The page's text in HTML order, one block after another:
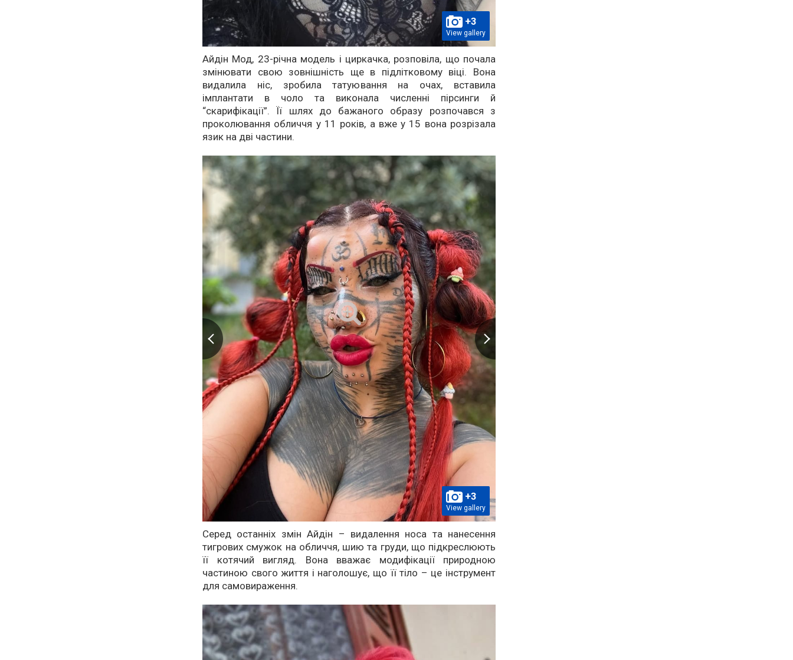
+3
View gallery
Айдін Мод, 23-річна модель і циркачка, розповіла, що почала
змінювати свою зовнішність ще в підлітковому віці. Вона
видалила ніс, зробила татуювання на очах, вставила
імплантати в чоло та виконала численні пірсинги й
“скарифікації”. Її шлях до бажаного образу розпочався з
проколювання обличчя у 11 років, а вже у 15 вона розрізала
язик на дві частини.
+3
View gallery
Серед останніх змін Айдін – видалення носа та нанесення
тигрових смужок на обличчя, шию та груди, що підкреслюють
її котячий вигляд. Вона вважає модифікації природною
частиною свого життя і наголошує, що її тіло – це інструмент
для самовираження.